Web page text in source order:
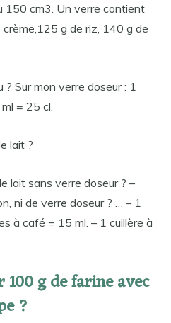
150 cm3. Un verre contient
g de riz, 140 g de
Sur mon verre doseur : 1
= 25 cl.
lait ?
lait sans verre doseur ? –
ni de verre doseur ? … – 1
à café = 15 ml. – 1 cuillère à
g de farine avec
?